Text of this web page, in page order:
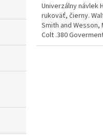
Univerzálny návlek
rukoväť, čierny.
Smith and Wesson,
Colt .380
Seecamp.